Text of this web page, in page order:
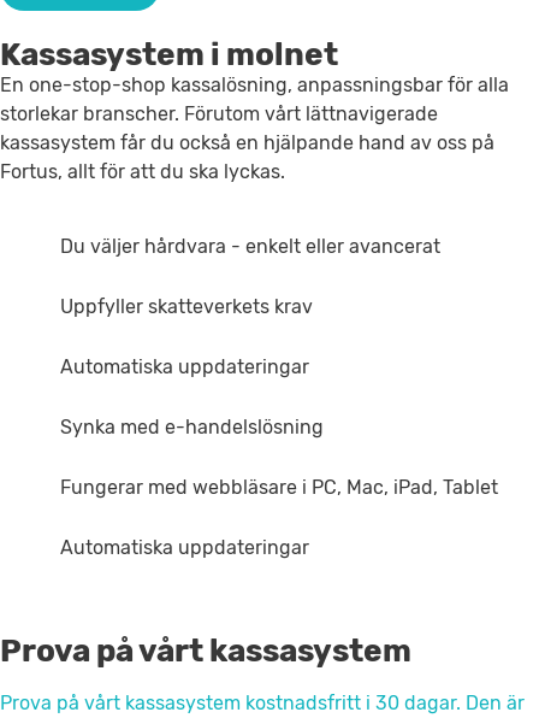
Kassasystem i molnet
En one-stop-shop kassalösning, anpassningsbar för alla
storlekar branscher. Förutom vårt lättnavigerade
kassasystem får du också en hjälpande hand av oss på
Fortus, allt för att du ska lyckas.
Du väljer hårdvara - enkelt eller avancerat
Uppfyller skatteverkets krav
Automatiska uppdateringar
Synka med e-handelslösning
Fungerar med webbläsare i PC, Mac, iPad, Tablet
Automatiska uppdateringar
Prova på vårt kassasystem
Prova på vårt kassasystem kostnadsfritt i 30 dagar. Den är